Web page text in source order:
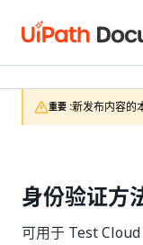
重要 :新发布内容的
身份验证方
可用于 Test